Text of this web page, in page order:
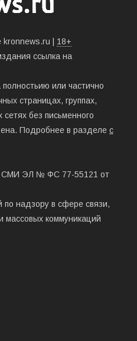
| 18+
ссылка на
или частично
страницах, группах,
без письменного
Подробнее в разделе с
СМИ ЭЛ № ФС 77-55121 от
надзору в сфере связи,
массовых коммуникаций